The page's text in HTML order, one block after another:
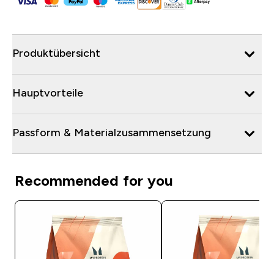
Produktübersicht
Hauptvorteile
Passform & Materialzusammensetzung
Recommended for you